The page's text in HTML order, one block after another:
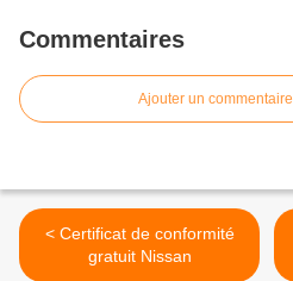
Commentaires
Ajouter un commentaire
< Certificat de conformité
gratuit Nissan